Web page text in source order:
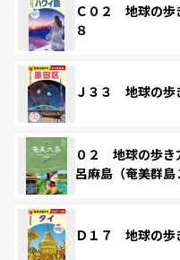
Ｃ０２ 地球の
８
Ｊ３３ 地球の
０２ 地球の歩
呂麻島（奄美群
Ｄ１７ 地球の